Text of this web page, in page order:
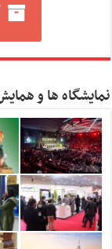
نمایشگاه ها و